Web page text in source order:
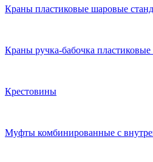
Краны пластиковые шаровые
Краны ручка-бабочка
Крестовины
Муфты комбинированные с